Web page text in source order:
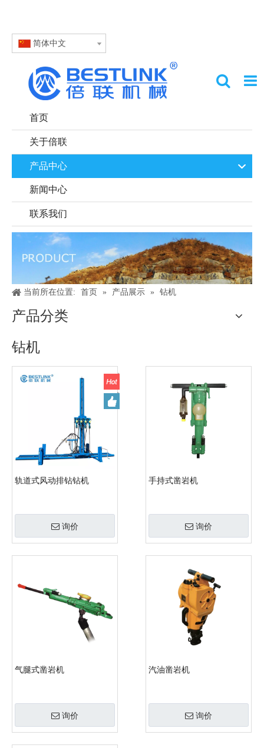
简体中文
首页
关于倍联
产品中心
新闻中心
联系我们
当前所在位置: 首页 » 产品展示 » 钻机
产品分类
钻机
轨道式风动排钻钻机
询价
手持式凿岩机
询价
气腿式凿岩机
询价
汽油凿岩机
询价